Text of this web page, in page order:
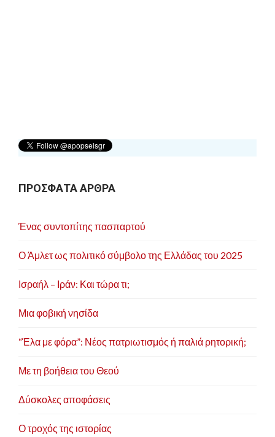
ΠΡΟΣΦΑΤΑ ΑΡΘΡΑ
Ένας συντοπίτης πασπαρτού
Ο Άμλετ ως πολιτικό σύμβολο της Ελλάδας του 2025
Ισραήλ – Ιράν: Και τώρα τι;
Μια φοβική νησίδα
“Έλα με φόρα”: Νέος πατριωτισμός ή παλιά ρητορική;
Με τη βοήθεια του Θεού
Δύσκολες αποφάσεις
Ο τροχός της ιστορίας